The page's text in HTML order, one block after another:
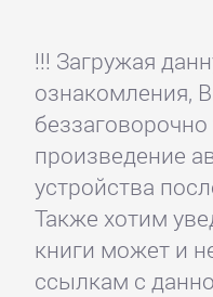
!!! Загружая
ознакомления,
беззаговорочно
произведение
устройства
Также хотим
книги может и
ссылкам с